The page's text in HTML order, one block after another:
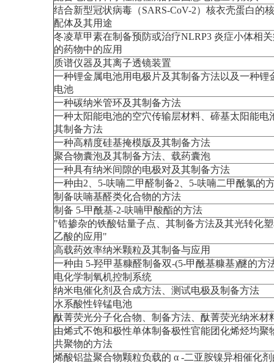
结合新型冠状病毒（SARS-CoV-2）核衣壳蛋白的
配体及其用途
冬凌草甲素在制备预防或治疗NLRP3 炎症小体相
的药物中的应用
质谱仪器及其离子透镜装置
一种锂金属电池用电极片及其制备方法以及一种锂
电池
一种碳纳米管环及其制备方法
一种太阳能电池的空穴传输层材料、碲基太阳能电
其制备方法
一种高精度硅基掩模版及其制备方法
聚合物囊泡及其制备方法、载药囊泡
一种具有纳米间隙的电极对及其制备方法
一种由2、5-呋喃二甲醛制备2、5-呋喃二甲酰氯的
制备呋喃基醛类化合物的方法
制备 5-甲酰基-2-呋喃甲酸酯的方法
"锆掺杂的铁酸钴量子点、其制备方法及其光转化
乙酸的应用"
高载药效率纳米颗粒及其制备与应用
一种由 5-羟甲基糠醛制备双-(5-甲酰基糠基)醚的方
电化学制氧机控制系统
纳米电催化剂及合成方法、测试电极及制备方法
水系酸性锌锰电池
酞菁荧光分子化合物、制备方法、酞菁荧光纳米材
由烯式不饱和极性单体制备极性官能团化烯烃均聚
共聚物的方法
烯酸铝盐聚合物颗粒负载的 α -二亚胺镍异相催化